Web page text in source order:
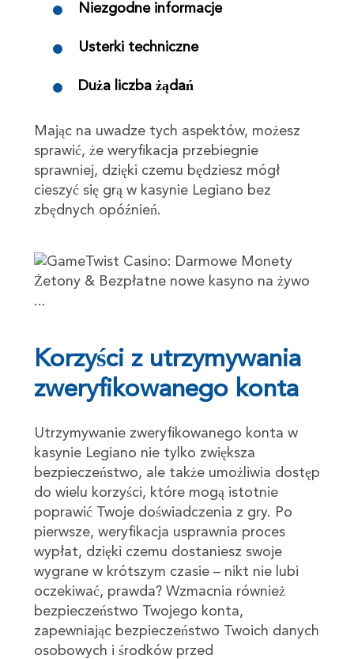
Niezgodne informacje
Usterki techniczne
Duża liczba żądań
Mając na uwadze tych aspektów, możesz
sprawić, że weryfikacja przebiegnie
sprawniej, dzięki czemu będziesz mógł
cieszyć się grą w kasynie Legiano bez
zbędnych opóźnień.
Korzyści z utrzymywania
zweryfikowanego konta
Utrzymywanie zweryfikowanego konta w
kasynie Legiano nie tylko zwiększa
bezpieczeństwo, ale także umożliwia dostęp
do wielu korzyści, które mogą istotnie
poprawić Twoje doświadczenia z gry. Po
pierwsze, weryfikacja usprawnia proces
wypłat, dzięki czemu dostaniesz swoje
wygrane w krótszym czasie – nikt nie lubi
oczekiwać, prawda? Wzmacnia również
bezpieczeństwo Twojego konta,
zapewniając bezpieczeństwo Twoich danych
osobowych i środków przed